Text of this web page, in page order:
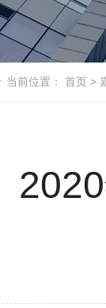
当前位置： 首页 >